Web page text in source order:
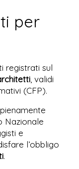
per
registrati sul
, validi
(CFP).
Nazionale
e
l’obbligo
.